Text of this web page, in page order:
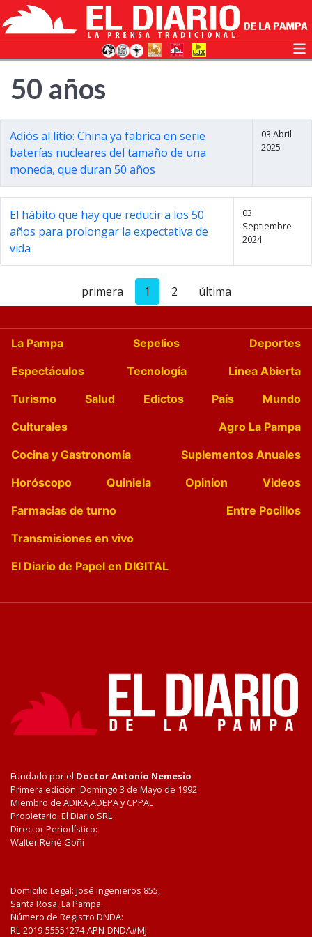
50 años
Adiós al litio: China ya fabrica en serie
baterías nucleares del tamaño de una
moneda, que duran 50 años
03 Abril
2025
El hábito que hay que reducir a los 50
años para prolongar la expectativa de
vida
03
Septiembre
2024
primera 1 2 última
La Pampa Sepelios
Deportes
Espectáculos
Tecnología
Linea Abierta
Turismo
Salud Edictos País
Mundo
Culturales
Agro La Pampa
Cocina y Gastronomía
Suplementos Anuales
Horóscopo
Quiniela Opinion
Videos
Farmacias de turno
Entre Pocillos
Transmisiones en vivo
El Diario de Papel en DIGITAL
Fundado por el Doctor Antonio Nemesio
Primera edición: Domingo 3 de Mayo de 1992
Miembro de ADIRA,ADEPA y CPPAL
Propietario: El Diario SRL
Director Periodístico:
Walter René Goñi
Domicilio Legal: José Ingenieros 855,
Santa Rosa, La Pampa.
Número de Registro DNDA:
RL-2019-55551274-APN-DNDA#MJ